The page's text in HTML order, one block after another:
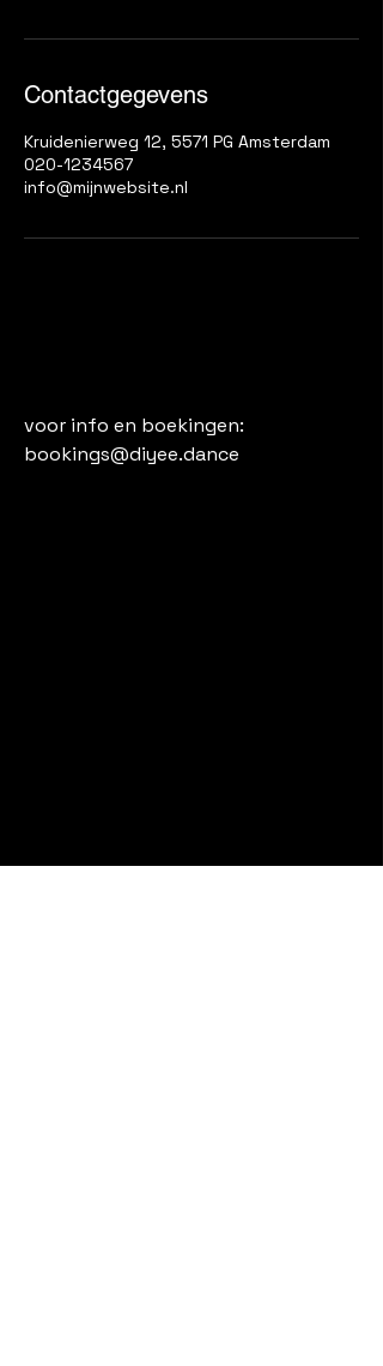
Contactgegevens
Kruidenierweg 12, 5571 PG Amsterdam
020-1234567
info@mijnwebsite.nl
voor info en boekingen:
bookings@diyee.dance